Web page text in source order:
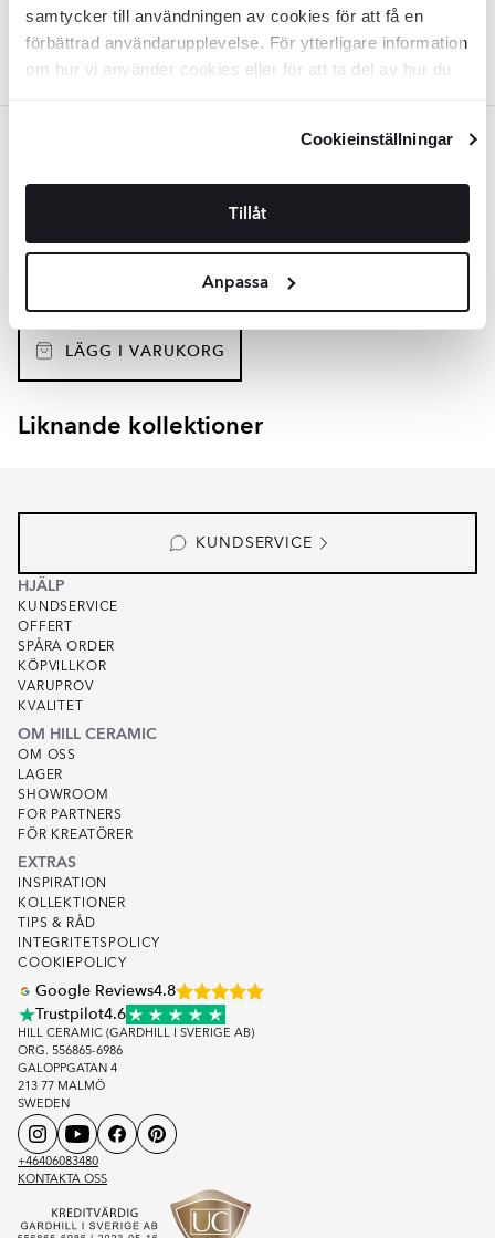
samtycker till användningen av cookies för att få en
förbättrad användarupplevelse. För ytterligare information
om hur vi använder cookies eller för att ta del av hur du
Cookieinställningar
Tillåt
Anpassa
LÄGG I VARUKORG LÄGG I VARUKORG
El Handdukstork 400 WArdentSvart
BDIS4118
2519 -44%
LÄGG I VARUKORG
Liknande kollektioner
SVALIN
KUNDSERVICE
HJÄLP
KUNDSERVICE
OFFERT
SPÅRA ORDER
KÖPVILLKOR
VARUPROV
KVALITET
OM HILL CERAMIC
OM OSS
LAGER
SHOWROOM
FOR PARTNERS
FÖR KREATÖRER
EXTRAS
INSPIRATION
KOLLEKTIONER
TIPS & RÅD
INTEGRITETSPOLICY
COOKIEPOLICY
Google Reviews4.8
Trustpilot4.6
HILL CERAMIC (GARDHILL I SVERIGE AB)
ORG. 556865-6986
GALOPPGATAN 4
213 77 MALMÖ
SWEDEN
+46406083480
KONTAKTA OSS